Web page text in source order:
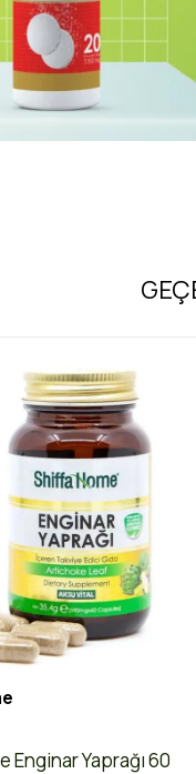
Enginar Yaprağı 60